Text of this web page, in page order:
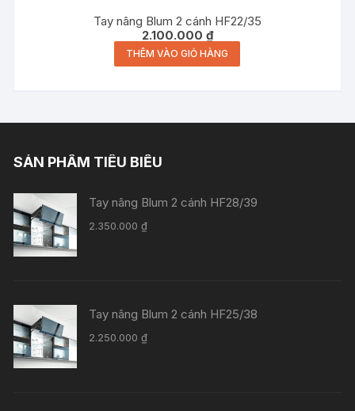
Tay nâng Blum 2 cánh HF22/35
2.100.000 ₫
THÊM VÀO GIỎ HÀNG
SẢN PHẨM TIÊU BIỂU
Tay nâng Blum 2 cánh HF28/39
2.350.000₫
Tay nâng Blum 2 cánh HF25/38
2.250.000₫